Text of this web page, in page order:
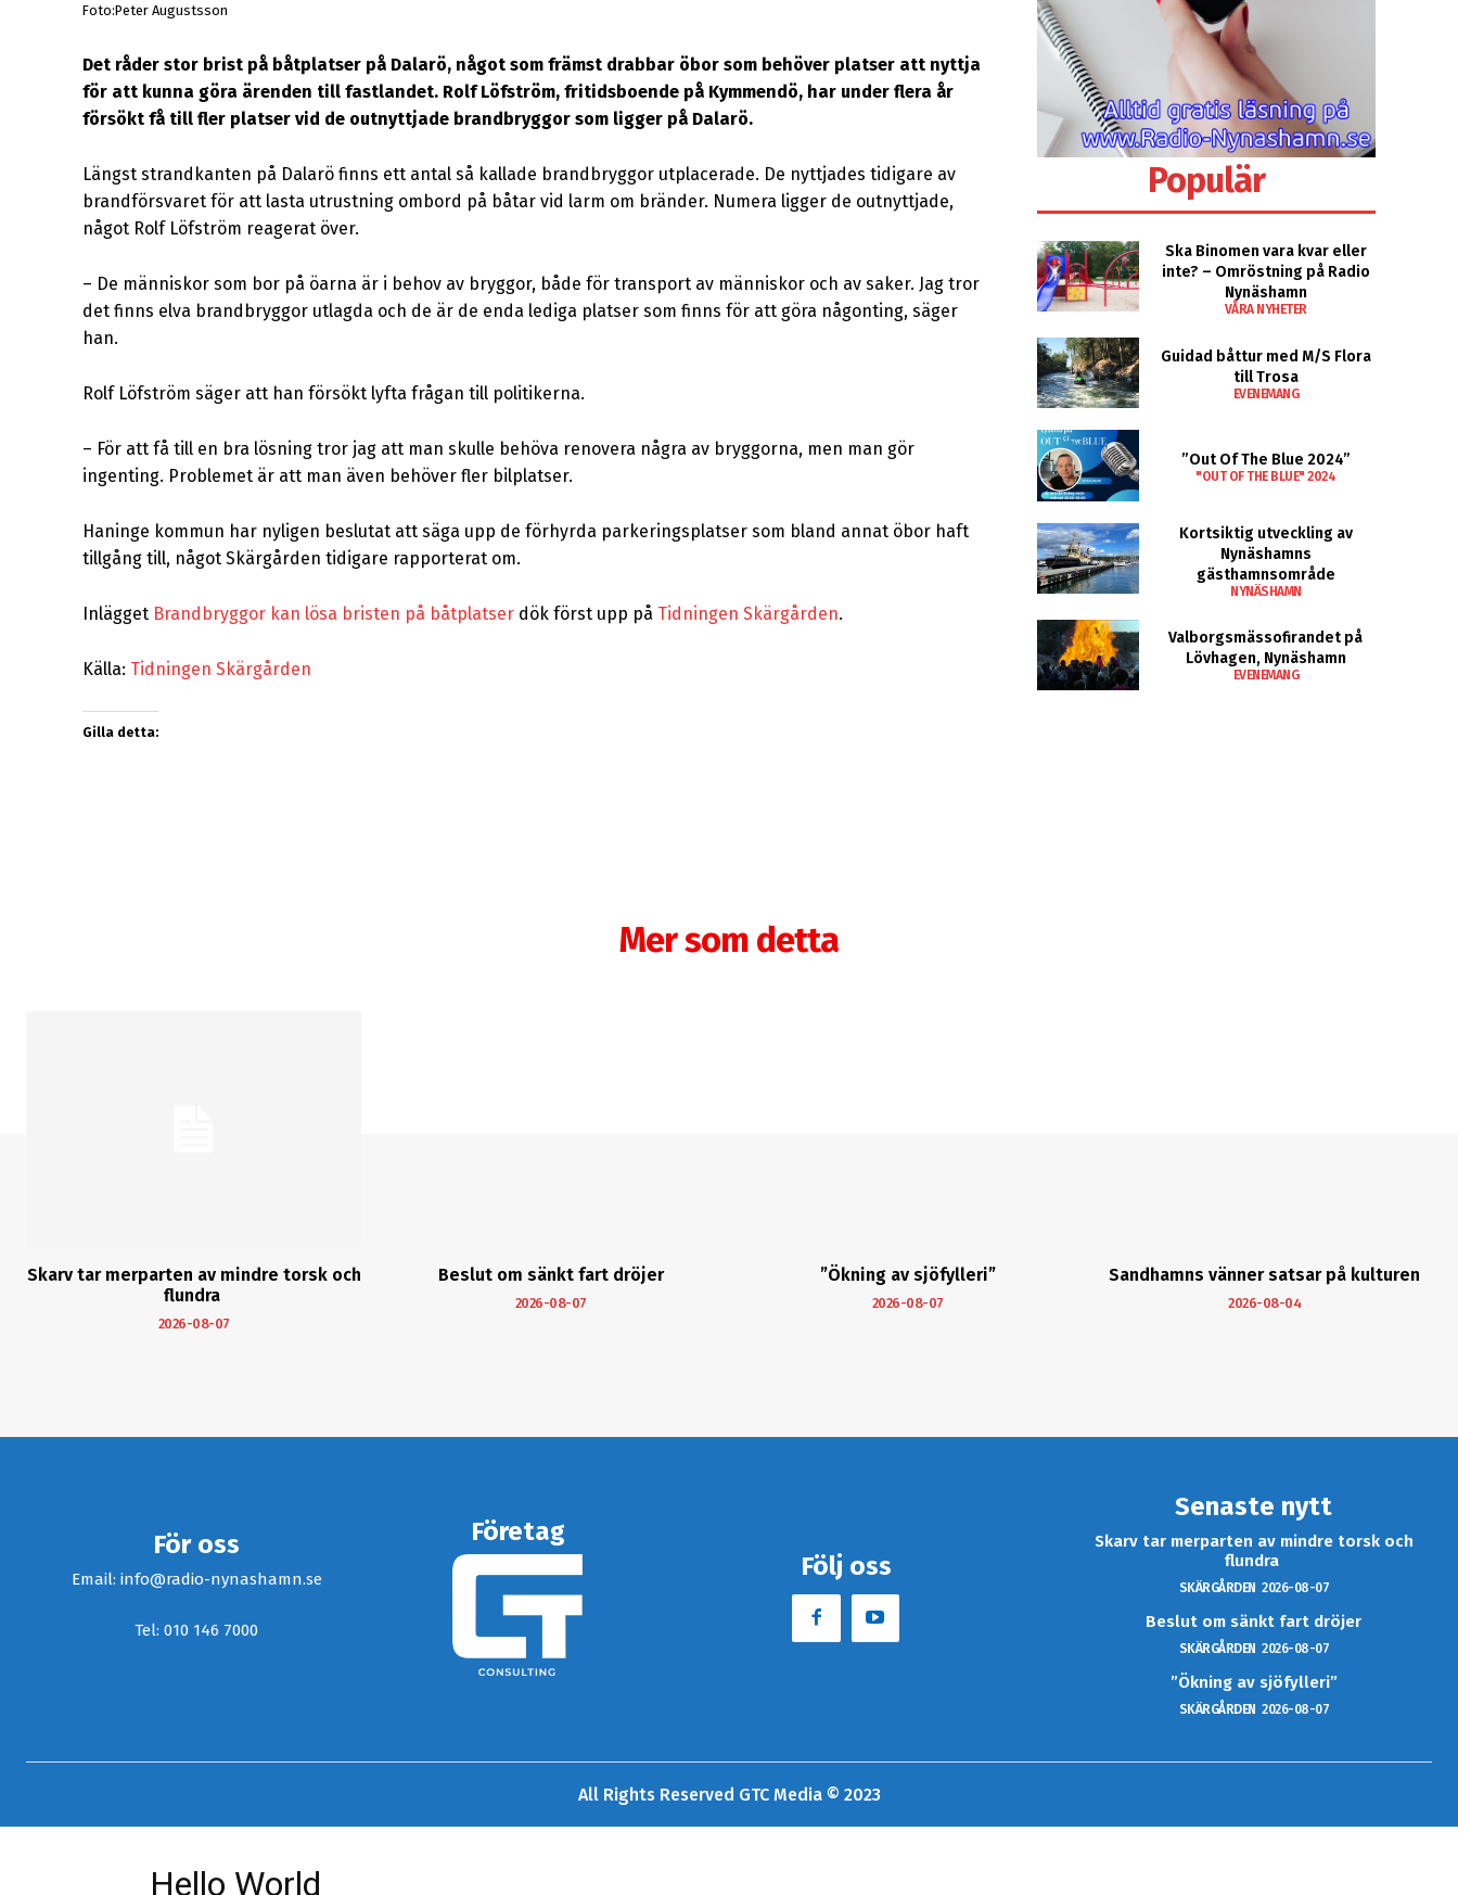
Foto:Peter Augustsson
Det råder stor brist på båtplatser på Dalarö, något som främst drabbar öbor som behöver platser att nyttja
för att kunna göra ärenden till fastlandet. Rolf Löfström, fritidsboende på Kymmendö, har under flera år
försökt få till fler platser vid de outnyttjade brandbryggor som ligger på Dalarö.
Längst strandkanten på Dalarö finns ett antal så kallade brandbryggor utplacerade. De nyttjades tidigare av
brandförsvaret för att lasta utrustning ombord på båtar vid larm om bränder. Numera ligger de outnyttjade,
något Rolf Löfström reagerat över.
– De människor som bor på öarna är i behov av bryggor, både för transport av människor och av saker. Jag tror
det finns elva brandbryggor utlagda och de är de enda lediga platser som finns för att göra någonting, säger
han.
Rolf Löfström säger att han försökt lyfta frågan till politikerna.
– För att få till en bra lösning tror jag att man skulle behöva renovera några av bryggorna, men man gör
ingenting. Problemet är att man även behöver fler bilplatser.
Haninge kommun har nyligen beslutat att säga upp de förhyrda parkeringsplatser som bland annat öbor haft
tillgång till, något Skärgården tidigare rapporterat om.
Inlägget Brandbryggor kan lösa bristen på båtplatser dök först upp på Tidningen Skärgården.
Källa: Tidningen Skärgården
Gilla detta:
Populär
Ska Binomen vara kvar eller
inte? – Omröstning på Radio
Nynäshamn
VÅRA NYHETER
Guidad båttur med M/S Flora
till Trosa
EVENEMANG
”Out Of The Blue 2024”
"OUT OF THE BLUE" 2024
Kortsiktig utveckling av
Nynäshamns
gästhamnsområde
NYNÄSHAMN
Valborgsmässofirandet på
Lövhagen, Nynäshamn
EVENEMANG
Mer som detta
Skarv tar merparten av mindre torsk och
flundra
2026-08-07
Beslut om sänkt fart dröjer
2026-08-07
”Ökning av sjöfylleri”
2026-08-07
Sandhamns vänner satsar på kulturen
2026-08-04
För oss
Email: info@radio-nynashamn.se
Tel: 010 146 7000
Företag
Följ oss
Senaste nytt
Skarv tar merparten av mindre torsk och
flundra
SKÄRGÅRDEN 2026-08-07
Beslut om sänkt fart dröjer
SKÄRGÅRDEN 2026-08-07
”Ökning av sjöfylleri”
SKÄRGÅRDEN 2026-08-07
All Rights Reserved GTC Media © 2023
Hello World